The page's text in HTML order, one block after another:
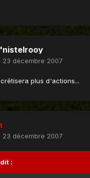
23 décembre 2007
plus d'actions...
23 décembre 2007
: